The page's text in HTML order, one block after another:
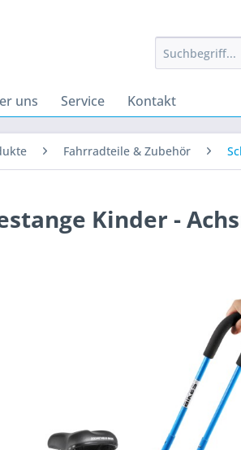
uns Service Kontakt
Fahrradteile & Zubehör
Kinder -